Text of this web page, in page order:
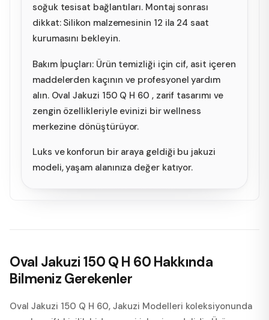
soğuk tesisat bağlantıları. Montaj sonrası
dikkat: Silikon malzemesinin 12 ila 24 saat
kurumasını bekleyin.
Bakım İpuçları: Ürün temizliği için cif, asit içeren
maddelerden kaçının ve profesyonel yardım
alın. Oval Jakuzi 150 Q H 60 , zarif tasarımı ve
zengin özellikleriyle evinizi bir wellness
merkezine dönüştürüyor.
Luks ve konforun bir araya geldiği bu jakuzi
modeli, yaşam alanınıza değer katıyor.
Oval Jakuzi 150 Q H 60 Hakkında
Bilmeniz Gerekenler
Oval Jakuzi 150 Q H 60, Jakuzi Modelleri koleksiyonunda